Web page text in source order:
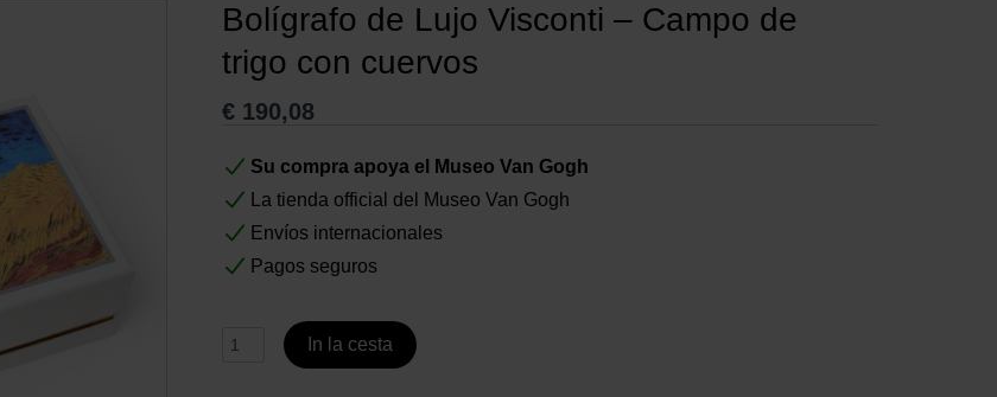
Bolígrafo de Lujo Visconti – Campo de
trigo con cuervos
€ 190,08
Su compra apoya el Museo Van Gogh
La tienda official del Museo Van Gogh
Envíos internacionales
Pagos seguros
In la cesta